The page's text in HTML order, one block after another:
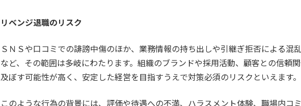
リベンジ退職のリスク
ＳＮＳや口コミでの誹謗中傷のほか、業務情報の持ち出しや引継ぎ拒否による混
など、その範囲は多岐にわたります。組織のブランドや採用活動、顧客との信頼
及ぼす可能性が高く、安定した経営を目指すうえで対策必須のリスクといえます。
このような行為の背景には、評価や待遇への不満、ハラスメント体験、職場内コ